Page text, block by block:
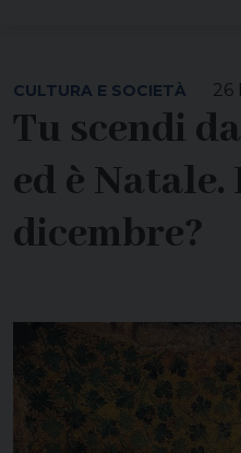
26
CULTURA E SOCIETÀ
Tu scendi
ed è Natale.
dicembre?